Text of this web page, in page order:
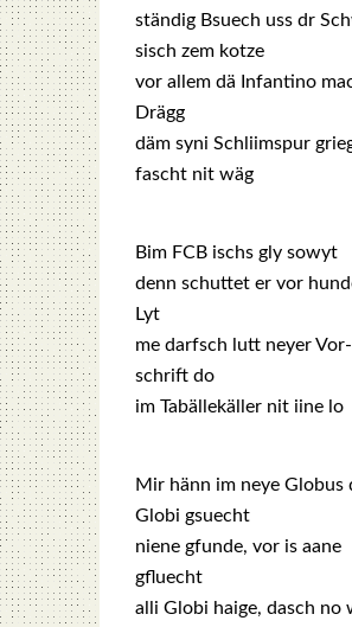
stän­dig Bsuech uss dr
sisch zem kot­ze
vor allem dä Infan­ti­no
Drägg
däm syni Schli­im­spur
fascht nit wäg
Bim FCB ischs gly sowyt
denn schutt­et er vor
Lyt
me darfsch lutt ney­er Vor­
schrift do
im Tabäl­le­käl­ler nit iine lo
Mir hänn im neye Glo­bus
Glo­bi gsuecht
niene gfun­de, vor is aane
gfluecht
alli Glo­bi hai­ge, dasch no